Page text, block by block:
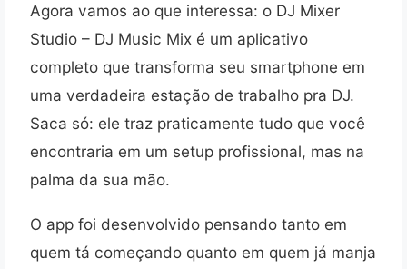
Agora vamos ao que interessa: o DJ Mixer
Studio – DJ Music Mix é um aplicativo
completo que transforma seu smartphone em
uma verdadeira estação de trabalho pra DJ.
Saca só: ele traz praticamente tudo que você
encontraria em um setup profissional, mas na
palma da sua mão.
O app foi desenvolvido pensando tanto em
quem tá começando quanto em quem já manja